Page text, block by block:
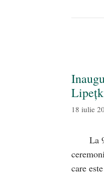
18 iulie
La
care